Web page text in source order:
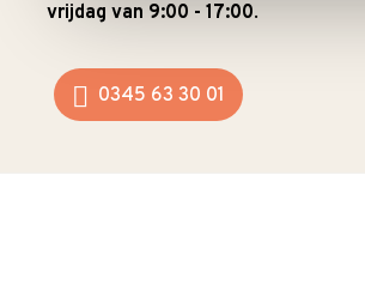
vrijdag van 9:00 - 17:00.
0345 63 30 01